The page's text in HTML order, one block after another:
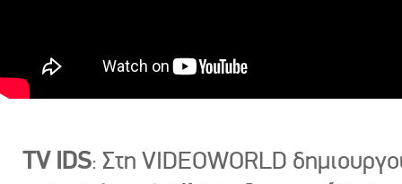
TV IDS: Στη VIDEOWORLD